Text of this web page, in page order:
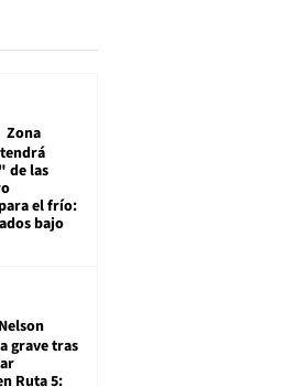
Zona
de las
el frío:
bajo
Nelson
grave tras
Ruta 5: